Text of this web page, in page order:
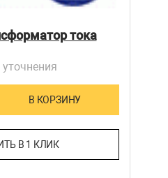
тока
уточнения
В КОРЗИНУ
В 1 КЛИК